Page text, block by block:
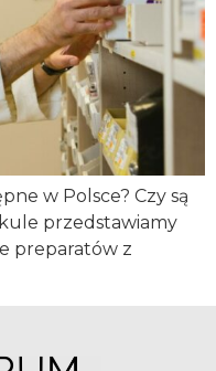
w Polsce? Czy są
przedstawiamy
preparatów z